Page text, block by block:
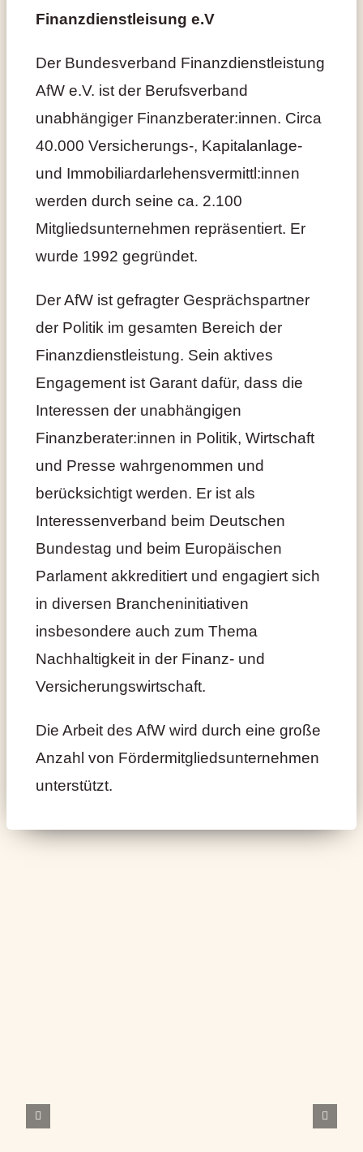
Finanzdienstleisung e.V
Der Bundesverband Finanzdienstleistung
AfW e.V. ist der Berufsverband
unabhängiger Finanzberater:innen. Circa
40.000 Versicherungs-, Kapitalanlage-
und Immobiliardarlehensvermittl:innen
werden durch seine ca. 2.100
Mitgliedsunternehmen repräsentiert. Er
wurde 1992 gegründet.
Der AfW ist gefragter Gesprächspartner
der Politik im gesamten Bereich der
Finanzdienstleistung. Sein aktives
Engagement ist Garant dafür, dass die
Interessen der unabhängigen
Finanzberater:innen in Politik, Wirtschaft
und Presse wahrgenommen und
berücksichtigt werden. Er ist als
Interessenverband beim Deutschen
Bundestag und beim Europäischen
Parlament akkreditiert und engagiert sich
in diversen Brancheninitiativen
insbesondere auch zum Thema
Nachhaltigkeit in der Finanz- und
Versicherungswirtschaft.
Die Arbeit des AfW wird durch eine große
Anzahl von Fördermitgliedsunternehmen
unterstützt.